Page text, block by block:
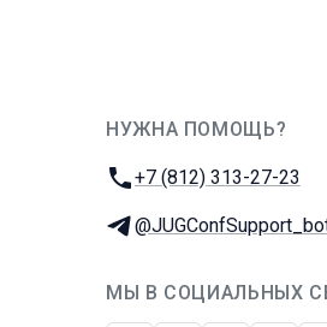
НУЖНА ПОМОЩЬ?
Телефон:
+7 (812) 313-27-23
Телеграм:
МЫ В СОЦИАЛЬНЫХ